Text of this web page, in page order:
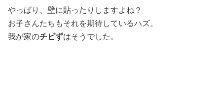
やっぱり、壁に貼ったりしますよね？
お子さんたちもそれを期待しているハズ。
我が家のチビずはそうでした。